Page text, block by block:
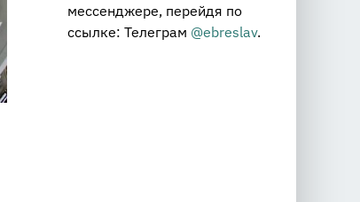
мессенджере, перейдя по
ссылке: Телеграм @ebreslav.